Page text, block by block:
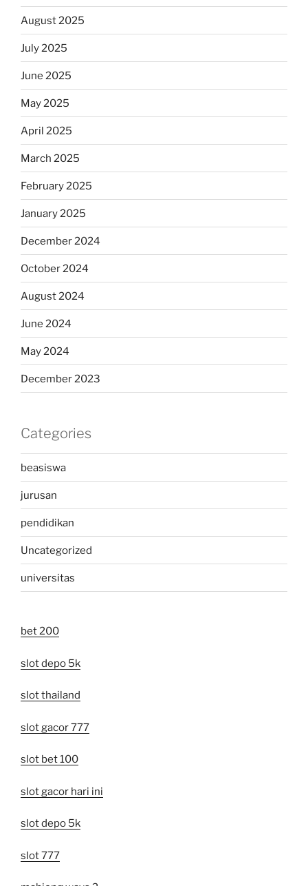
August 2025
July 2025
June 2025
May 2025
April 2025
March 2025
February 2025
January 2025
December 2024
October 2024
August 2024
June 2024
May 2024
December 2023
Categories
beasiswa
jurusan
pendidikan
Uncategorized
universitas
bet 200
slot depo 5k
slot thailand
slot gacor 777
slot bet 100
slot gacor hari ini
slot depo 5k
slot 777